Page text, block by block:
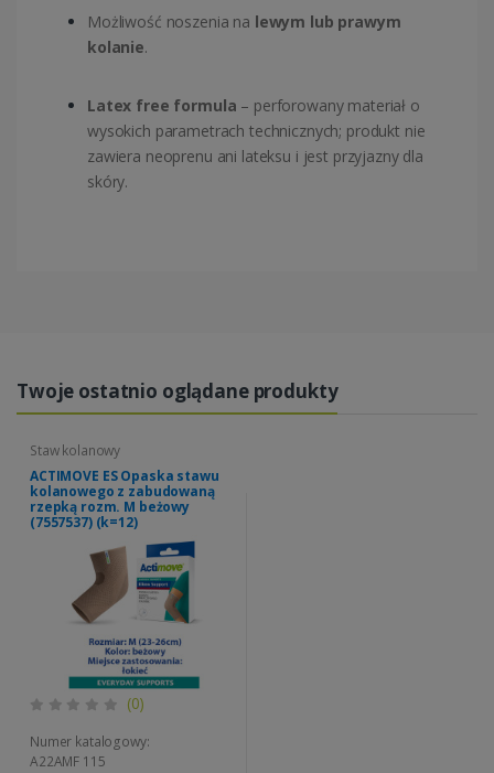
Możliwość noszenia na lewym lub prawym
kolanie.
Latex free formula – perforowany materiał o
wysokich parametrach technicznych; produkt nie
zawiera neoprenu ani lateksu i jest przyjazny dla
skóry.
Twoje ostatnio oglądane produkty
Staw kolanowy
ACTIMOVE ES Opaska stawu
kolanowego z zabudowaną
rzepką rozm. M beżowy
(7557537) (k=12)
(0)
Numer katalogowy:
A22AMF 115